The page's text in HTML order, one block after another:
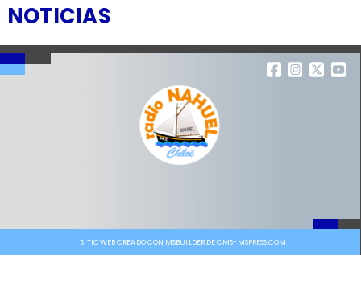
NOTICIAS
SITIO WEB CREADO CON MSBUILDER DE CMS-MSPRESS.COM